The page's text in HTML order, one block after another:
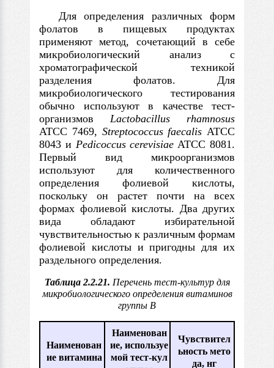
Для определения различных форм
фолатов в пищевых продуктах
применяют метод, сочетающий в себе
микробиологический анализ с
хроматографической техникой
разделения фолатов. Для
микробиологического тестирования
обычно используют в качестве тест-
организмов Lactobacillus rhamnosus
АТСС 7469, Streptococcus faecalis ATCC
8043 и Pedicoccus cerevisiae ATCC 8081.
Первый вид микроорганизмов
используют для количественного
определения фолиевой кислоты,
поскольку он растет почти на всех
формах фолиевой кислоты. Два других
вида обладают избирательной
чувствительностью к различным формам
фолиевой кислоты и пригодны для их
раздельного определения.
Таблица 2.2.21. Перечень тест-культур для
микробиологического определения витаминов
группы В
Наименован
ие витамина
Наименован
ие, используе
мой тест-кул
Чувствител
ьность мето
да, нг